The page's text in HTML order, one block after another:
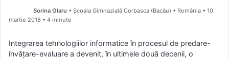
Sorina Olaru • Școala Gimnazială Corbasca (Bacău) • România
10
martie 2018 • 4 minute
Integrarea tehnologiilor informatice în procesul de predare-
învățare-evaluare a devenit, în ultimele două decenii, o